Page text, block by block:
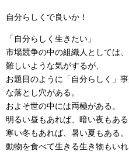
自分らしくで良いか！
「自分らしく生きたい」
市場競争の中の組織人としては
難しいような気がするが、
お題目のように「自分らしく」
な落とし穴がある。
およそ世の中には両極がある。
明るい昼もあれば、暗い夜もある
寒い冬もあれば、暑い夏もある。
動物を食べて生きる生き物もい